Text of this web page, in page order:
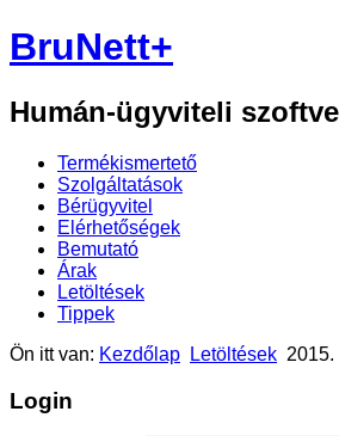
BruNett+
Humán-ügyviteli
Termékismertető
Szolgáltatások
Bérügyvitel
Elérhetőségek
Bemutató
Árak
Letöltések
Tippek
Ön itt van: Kezdőlap Letöltések 2015.
Login